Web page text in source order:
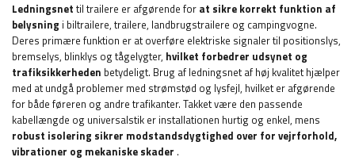
Ledningsnet til trailere er afgørende for at sikre korrekt funktion af
belysning i biltrailere, trailere, landbrugstrailere og campingvogne.
Deres primære funktion er at overføre elektriske signaler til positionslys,
bremselys, blinklys og tågelygter, hvilket forbedrer udsynet og
trafiksikkerheden betydeligt. Brug af ledningsnet af høj kvalitet hjælper
med at undgå problemer med strømstød og lysfejl, hvilket er afgørende
for både føreren og andre trafikanter. Takket være den passende
kabellængde og universalstik er installationen hurtig og enkel, mens
robust isolering sikrer modstandsdygtighed over for vejrforhold,
vibrationer og mekaniske skader .